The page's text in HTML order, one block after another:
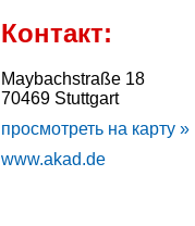
Контакт:
Maybachstraße 18
70469 Stuttgart
просмотреть на карту »
www.akad.de